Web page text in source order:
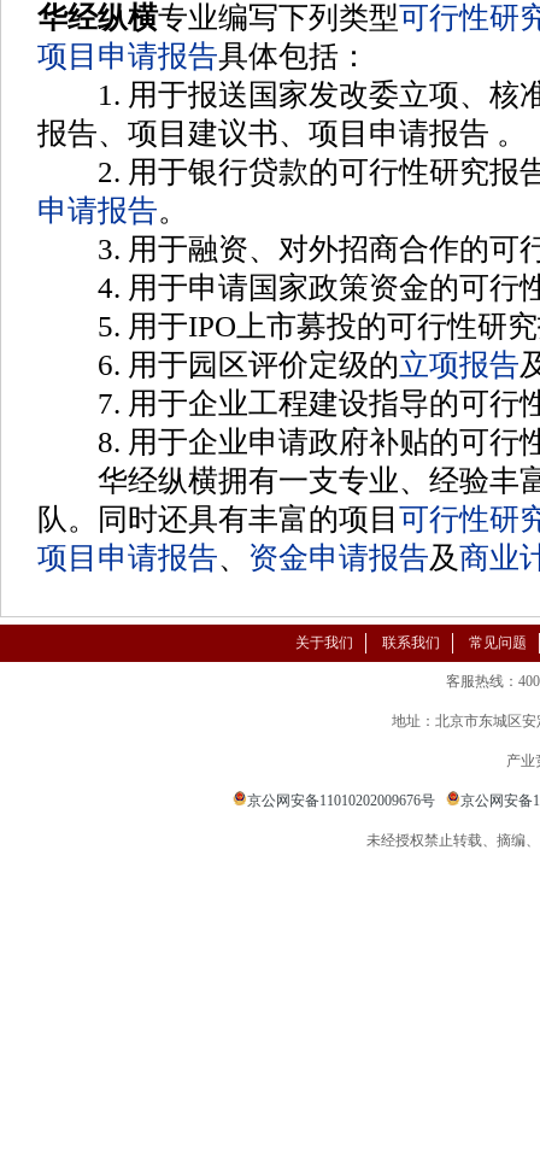
华经纵横专业编写下列类型可行性研
项目申请报告具体包括 ：
1. 用于报送国家发改委立项、核
报告、项目建议书、项目申请报告 。
2. 用于银行贷款的可行性研究报
申请报告。
3. 用于融资、对外招商合作的可
4. 用于申请国家政策资金的可行
5. 用于IPO上市募投的可行性研究
6. 用于园区评价定级的立项报告
7. 用于企业工程建设指导的可行
8. 用于企业申请政府补贴的可行
华经纵横拥有一支专业、经验丰
队。同时还具有丰富的项目 可行性研
项目申请报告、 资金申请报告及商业
关于我们 联系我们 常见问题
客服热线：
地址：北京市东城区
产业
京公网安备11010202009676号 京公网安备
未经授权禁止转载、摘编